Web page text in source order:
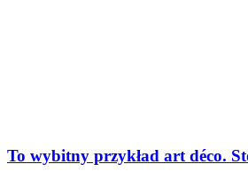
To wybitny przykład art déco.